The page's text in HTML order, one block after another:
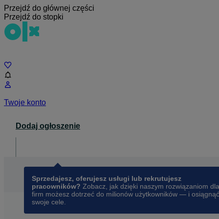
Przejdź do głównej części
Przejdź do stopki
Twoje konto
Dodaj ogłoszenie
Sprzedajesz, oferujesz usługi lub rekrutujesz
pracowników? Zobacz, jak dzięki naszym rozwiązaniom dla
firm możesz dotrzeć do milionów użytkowników — i osiągnąć
swoje cele.